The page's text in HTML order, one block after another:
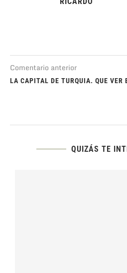
Comentario anterior
LA CAPITAL DE TURQUIA. QUE VER
QUIZÁS TE